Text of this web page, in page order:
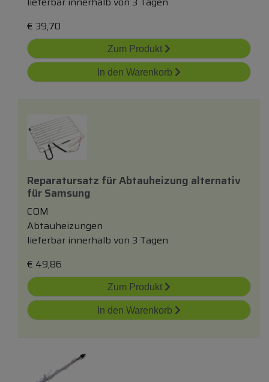
€ 39,70
Zum Produkt
In den Warenkorb
Reparatursatz fürAbtauheizung alternativ
fürSamsung
COM
Abtauheizungen
lieferbar innerhalb von 3 Tagen
€ 49,86
Zum Produkt
In den Warenkorb